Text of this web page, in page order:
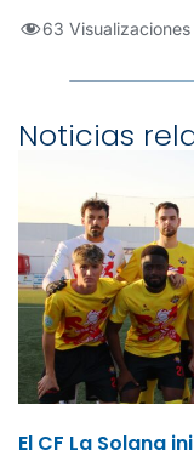
63 Visualizaciones
Noticias
El CF La Solana